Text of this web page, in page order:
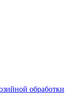
обработки